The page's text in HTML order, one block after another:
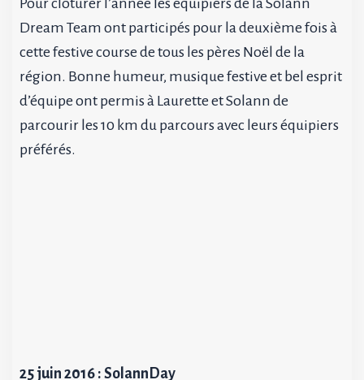
Pour clôturer l’année les équipiers de la Solann
Dream Team ont participés pour la deuxième fois à
cette festive course de tous les pères Noël de la
région. Bonne humeur, musique festive et bel esprit
d’équipe ont permis à Laurette et Solann de
parcourir les 10 km du parcours avec leurs équipiers
préférés.
25 juin 2016 : SolannDay